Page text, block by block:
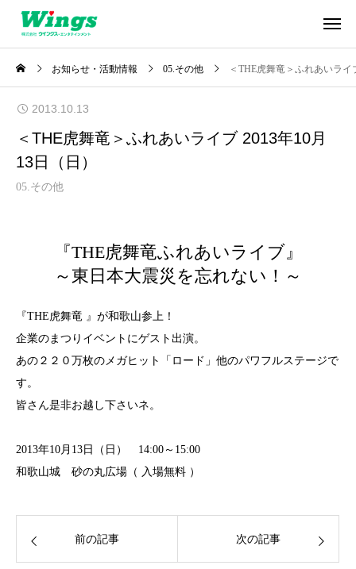
お知らせ・活動情報 05.その他 ＜THE虎舞竜＞ふれあいライ
2013.10.13
＜THE虎舞竜＞ふれあいライブ 2013年10月
13日（日）
05.その他
『THE虎舞竜ふれあいライブ』
～東日本大震災を忘れない！～
『THE虎舞竜 』が和歌山参上！
企業のまつりイベントにゲスト出演。
あの２２０万枚のメガヒット「ロード」他のパワフルステージで
す。
皆さん是非お越し下さいネ。
2013年10月13日（日） 14:00～15:00
和歌山城 砂の丸広場（ 入場無料 ）
前の記事 次の記事